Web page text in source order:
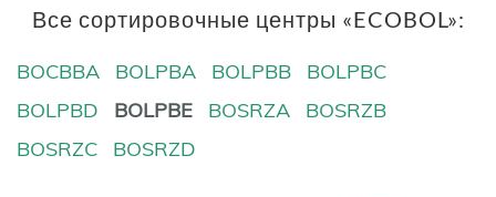
Все сортировочные центры «ECOBOL»:
BOCBBA BOLPBA BOLPBB
BOLPBC
BOLPBD
BOLPBE BOSRZA
BOSRZB
BOSRZC
BOSRZD